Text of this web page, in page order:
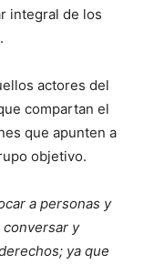
integral de los
actores del
compartan el
que apunten a
objetivo.
a personas y
conversar y
ya que